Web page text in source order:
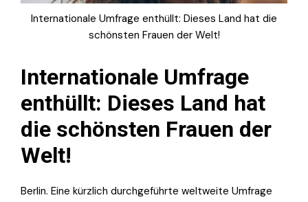
Internationale Umfrage enthüllt: Dieses Land hat die
schönsten Frauen der Welt!
Internationale Umfrage
enthüllt: Dieses Land hat
die schönsten Frauen der
Welt!
Berlin. Eine kürzlich durchgeführte weltweite Umfrage